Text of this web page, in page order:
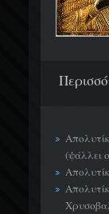
(ψάλλει